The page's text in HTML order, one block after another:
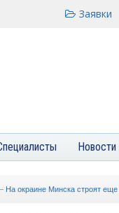
Заявки
Новости
На окраине Минска строят